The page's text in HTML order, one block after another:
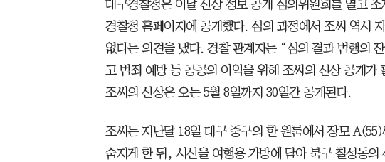
대구경찰청은 이날 신상 정보 공개 심의위원회를 열고
경찰청 홈페이지에 공개했다. 심의 과정에서 조씨 역시
없다는 의견을 냈다. 경찰 관계자는 “심의 결과 범행의
고 범죄 예방 등 공공의 이익을 위해 조씨의 신상 공개가
조씨의 신상은 오는 5월 8일까지 30일간 공개된다.
조씨는 지난달 18일 대구 중구의 한 원룸에서 장모
숨지게 한 뒤, 시신을 여행용 가방에 담아 북구 칠성동의